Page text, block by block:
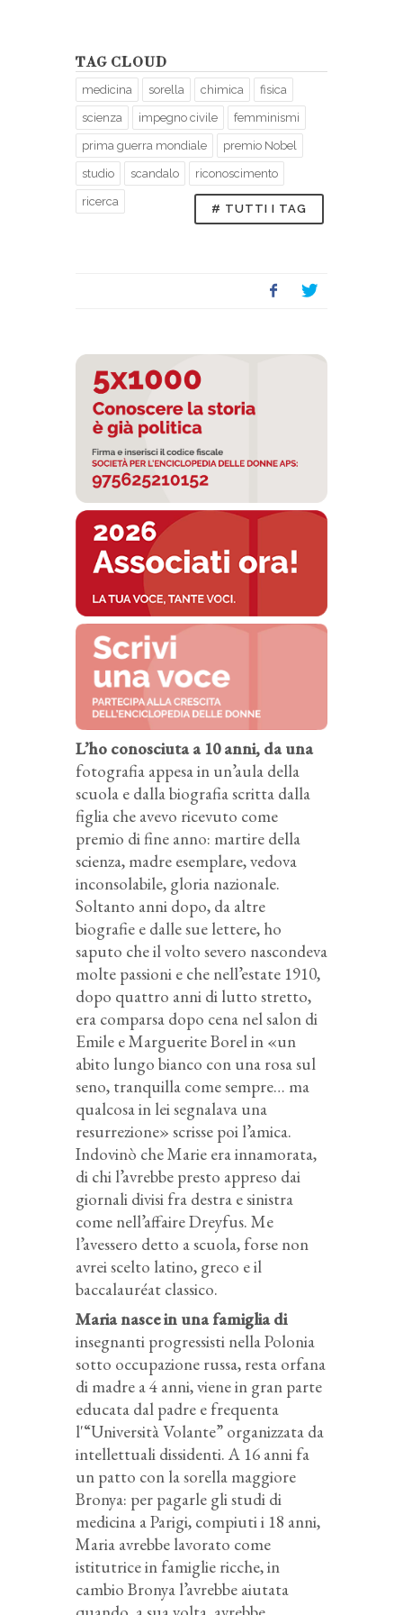
TAG CLOUD
medicina sorella chimica fisica
scienza impegno civile femminismi
prima guerra mondiale premio Nobel
studio scandalo riconoscimento
ricerca
# TUTTI I TAG
L’ho conosciuta a 10 anni, da una
fotografia appesa in un’aula della
scuola e dalla biografia scritta dalla
figlia che avevo ricevuto come
premio di fine anno: martire della
scienza, madre esemplare, vedova
inconsolabile, gloria nazionale.
Soltanto anni dopo, da altre
biografie e dalle sue lettere, ho
saputo che il volto severo nascondeva
molte passioni e che nell’estate 1910,
dopo quattro anni di lutto stretto,
era comparsa dopo cena nel salon di
Emile e Marguerite Borel in «un
abito lungo bianco con una rosa sul
seno, tranquilla come sempre… ma
qualcosa in lei segnalava una
resurrezione» scrisse poi l’amica.
Indovinò che Marie era innamorata,
di chi l’avrebbe presto appreso dai
giornali divisi fra destra e sinistra
come nell’affaire Dreyfus. Me
l’avessero detto a scuola, forse non
avrei scelto latino, greco e il
baccalauréat classico.
Maria nasce in una famiglia di
insegnanti progressisti nella Polonia
sotto occupazione russa, resta orfana
di madre a 4 anni, viene in gran parte
educata dal padre e frequenta
l'“Università Volante” organizzata da
intellettuali dissidenti. A 16 anni fa
un patto con la sorella maggiore
Bronya: per pagarle gli studi di
medicina a Parigi, compiuti i 18 anni,
Maria avrebbe lavorato come
istitutrice in famiglie ricche, in
cambio Bronya l’avrebbe aiutata